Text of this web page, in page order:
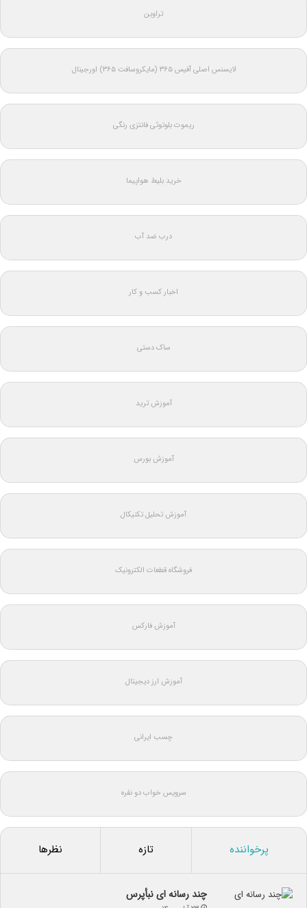
تراوین
لایسنس اصلی آفیس ۳۶۵ (مایکروسافت ۳۶۵) اورجینال
ریموت بلوتوثی فانتزی رنگی
خرید بلیط هواپیما
درب ضد آب
اخبار کسب و کار
ساک دستی
آموزش ترید
آموزش بورس
آموزش تحلیل تکنیکال
فروشگاه قطعات الکترونیک
آموزش فارکس
آموزش ارز دیجیتال
چسب ایرانی
سرویس خواب دو نفره
پرخواننده تازه نظرها
چند رسانه ای نبأپرس